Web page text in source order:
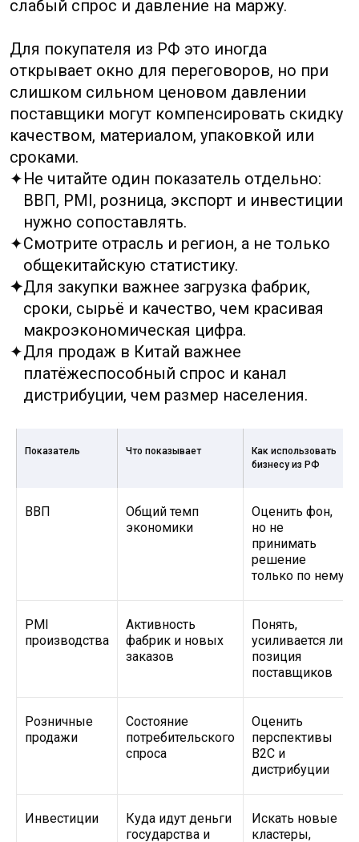
Показатель Что показывает
Как использовать
бизнесу из РФ
ВВП
Общий темп
экономики
Оценить фон,
но не
принимать
решение
только по нему
PMI
производства
Активность
фабрик и новых
заказов
Понять,
усиливается ли
позиция
поставщиков
Розничные
продажи
Состояние
потребительского
спроса
Оценить
перспективы
B2C и
дистрибуции
Инвестиции
Куда идут деньги
государства и
Искать новые
кластеры,
Китайский рынок для РФ:
возможности
Для российского бизнеса Китай важен
сразу в нескольких ролях.
Это поставщик товаров, комплектующих,
оборудования, сырья, технологий
и производственных услуг.
Это покупатель российских ресурсов,
продовольствия, древесины, химии,
металлов и отдельных промышленных
решений. Это финансовый партнёр, потому
что расчёты в юанях стали заметнее
в международной торговле.
И это конкурентная среда, где локальные
компании быстро копируют удачные
продукты, масштабируют производство
и способны снижать цену быстрее, чем
многие иностранные игроки успевают
После 2022 года значение Китая для
западных поставщиков ушла, логистика
перестроилась, расчёты стали сложнее,
а потребность в альтернативных
и комплектующих увеличилась. Но из этого
производителем, но слабым экспортёром.
Торговая компания может обещать прямую
фабрику, но сама не контролировать
Рынок Китая привлекателен
категория в КНР может быть
больше, чем целый рынок в другой
стране. Но масштаб работает в обе
компания хочет продавать в Китай,
она сталкивается не только
с большим спросом, но